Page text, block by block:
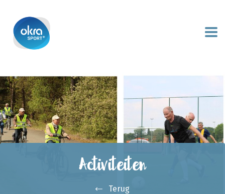
Activiteiten
Terug